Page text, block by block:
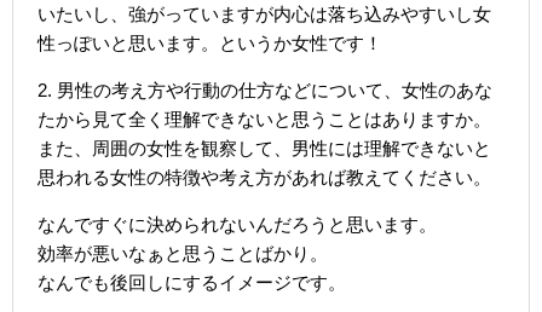
いたいし、強がっていますが内心は落ち込みやすいし女
性っぽいと思います。というか女性です！
2. 男性の考え方や行動の仕方などについて、女性のあな
たから見て全く理解できないと思うことはありますか。
また、周囲の女性を観察して、男性には理解できないと
思われる女性の特徴や考え方があれば教えてください。
なんですぐに決められないんだろうと思います。
効率が悪いなぁと思うことばかり。
なんでも後回しにするイメージです。